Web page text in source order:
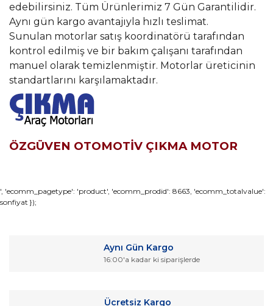
edebilirsiniz. Tüm Ürünlerimiz 7 Gün Garantilidir.
Aynı gün kargo avantajıyla hızlı teslimat.
Sunulan motorlar satış koordinatörü tarafından
kontrol edilmiş ve bir bakım çalışanı tarafından
manuel olarak temizlenmiştir. Motorlar üreticinin
standartlarını karşılamaktadır.
ÖZGÜVEN OTOMOTİV ÇIKMA MOTOR
Yorum Yaz
Bu ürünün fiyat bilgisi, resim, ürün açıklamalarında ve diğer
konularda yetersiz gördüğünüz noktaları öneri formunu
Ürün resmi kalitesiz, bozuk veya görüntülenemiyor.
', 'ecomm_pagetype': 'product', 'ecomm_prodid': 8663, 'ecomm_totalvalue':
sonfiyat });
Aynı Gün Kargo
16:00'a kadar ki siparişlerde
Ücretsiz Kargo